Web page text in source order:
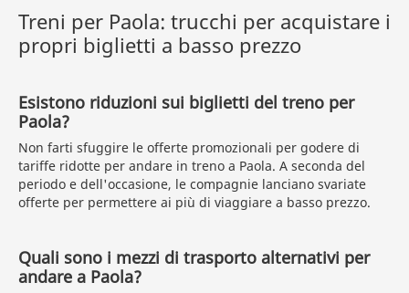
Treni per Paola: trucchi per acquistare i
propri biglietti a basso prezzo
Esistono riduzioni sui biglietti del treno per
Paola?
Non farti sfuggire le offerte promozionali per godere di
tariffe ridotte per andare in treno a Paola. A seconda del
periodo e dell'occasione, le compagnie lanciano svariate
offerte per permettere ai più di viaggiare a basso prezzo.
Quali sono i mezzi di trasporto alternativi per
andare a Paola?